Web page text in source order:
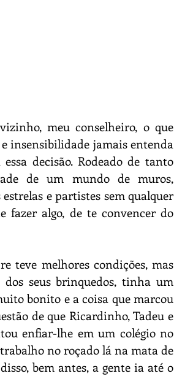
meu conselheiro, o que
insensibilidade jamais entenda
decisão. Rodeado de tanto
de um mundo de muros,
e partistes sem qualquer
fazer algo, de te convencer do
teve melhores condições, mas
seus brinquedos, tinha um
bonito e a coisa que marcou
de que Ricardinho, Tadeu e
enfiar-lhe em um colégio no
no roçado lá na mata de
bem antes, a gente ia até o